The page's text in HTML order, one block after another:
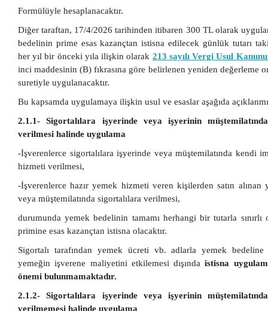
Formülüyle hesaplanacaktır.
Diğer taraftan, 17/4/2026 tarihinden itibaren 300 TL olarak
bedelinin prime esas kazançtan istisna edilecek günlük tutarı
her yıl bir önceki yıla ilişkin olarak 213 sayılı Vergi Usul
inci maddesinin (B) fıkrasına göre belirlenen yeniden değerleme
suretiyle uygulanacaktır.
Bu kapsamda uygulamaya ilişkin usul ve esaslar aşağıda
2.1.1- Sigortalılara işyerinde veya işyerinin
verilmesi halinde uygulama
-İşverenlerce sigortalılara işyerinde veya müştemilatında kendi
hizmeti verilmesi,
-İşverenlerce hazır yemek hizmeti veren kişilerden satın alınan
veya müştemilatında sigortalılara verilmesi,
durumunda yemek bedelinin tamamı herhangi bir tutarla sınırlı
primine esas kazançtan istisna olacaktır.
Sigortalı tarafından yemek ücreti vb. adlarla yemek bedeline
yemeğin işverene maliyetini etkilemesi dışındaistisna
önemi bulunmamaktadır.
2.1.2- Sigortalılara işyerinde veya işyerinin
verilmemesi halinde uygulama